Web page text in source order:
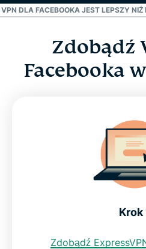
DLA FACEBOOKA JEST LEPSZY
Zdobądź VPN dla
Jak VPN odblokowuje
Dlaczego VPN dla
FAQ: Uzyskaj dostęp do
Wypróbuj najlepszy VPN
Zdobądź
Facebooka
Krok
Zdobądź